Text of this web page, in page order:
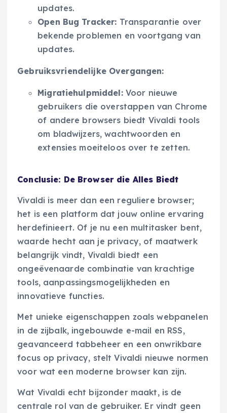
updates.
Open Bug Tracker: Transparantie over
bekende problemen en voortgang van
updates.
Gebruiksvriendelijke Overgangen:
Migratiehulpmiddel:Voor nieuwe
gebruikers die overstappen van Chrome
of andere browsers biedt Vivaldi tools
om bladwijzers, wachtwoorden en
extensies moeiteloos over te zetten.
Conclusie: De Browser die Alles Biedt
Vivaldi is meer dan een reguliere browser;
het is een platform dat jouw online ervaring
herdefinieert. Of je nu een multitasker bent,
waarde hecht aan je privacy, of maatwerk
belangrijk vindt, Vivaldi biedt een
ongeëvenaarde combinatie van krachtige
tools, aanpassingsmogelijkheden en
innovatieve functies.
Met unieke eigenschappen zoals webpanelen
in de zijbalk, ingebouwde e-mail en RSS,
geavanceerd tabbeheer en een onwrikbare
focus op privacy, stelt Vivaldi nieuwe normen
voor wat een moderne browser kan zijn.
Wat Vivaldi echt bijzonder maakt, is de
centrale rol van de gebruiker. Er vindt geen